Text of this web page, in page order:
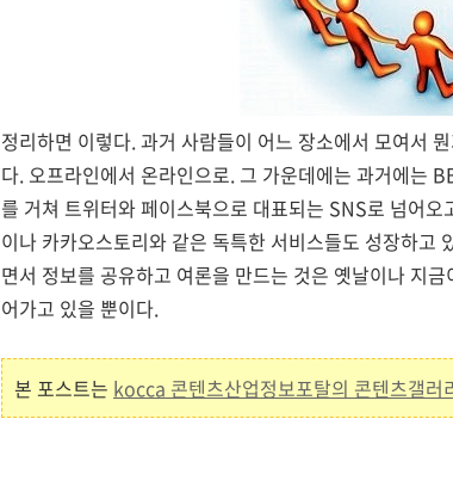
정리하면 이렇다. 과거 사람들이 어느 장소에서 모여서
다. 오프라인에서 온라인으로. 그 가운데에는 과거에는
를 거쳐 트위터와 페이스북으로 대표되는 SNS로 넘어
이나 카카오스토리와 같은 독특한 서비스들도 성장하고
면서 정보를 공유하고 여론을 만드는 것은 옛날이나 지
어가고 있을 뿐이다.
본 포스트는 kocca 콘텐츠산업정보포탈의 콘텐츠갤러